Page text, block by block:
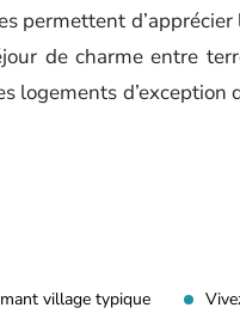
permettent
de charme entre
logements
village typique